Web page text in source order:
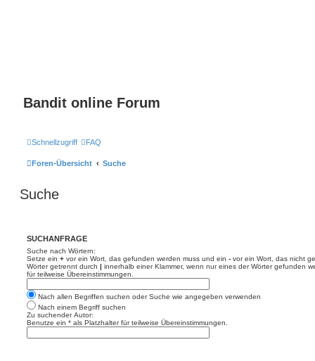
Bandit online Forum
Schnellzugriff FAQ
Foren-Übersicht Suche
Suche
SUCHANFRAGE
Suche nach Wörtern:
Setze ein + vor ein Wort, das gefunden werden muss und ein - vor ein Wort, das nicht
Wörter getrennt durch | innerhalb einer Klammer, wenn nur eines der Wörter gefunden
für teilweise Übereinstimmungen.
Nach allen Begriffen suchen oder Suche wie angegeben verwenden
Nach einem Begriff suchen
Zu suchender Autor:
Benutze ein * als Platzhalter für teilweise Übereinstimmungen.